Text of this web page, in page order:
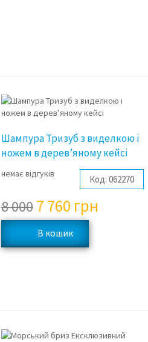
Шампура Тризуб з виделкою і
ножем в дерев’яному кейсі
немає відгуків Код: 062270
8 0007 760 грн